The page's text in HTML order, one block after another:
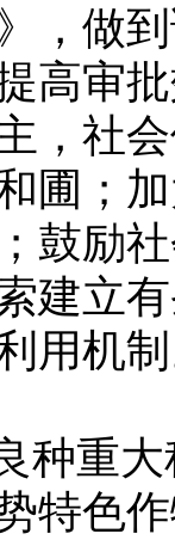
，做
高审
，社
圃；
鼓励
建立
用机
种重
特色